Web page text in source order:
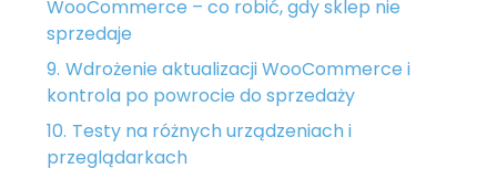
WooCommerce – co robić, gdy sklep nie
sprzedaje
Wdrożenie aktualizacji WooCommerce i
kontrola po powrocie do sprzedaży
Testy na różnych urządzeniach i
przeglądarkach